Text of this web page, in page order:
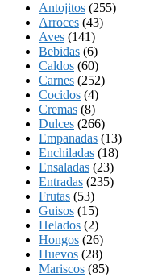
Antojitos (255)
Arroces (43)
Aves (141)
Bebidas (6)
Caldos (60)
Carnes (252)
Cocidos (4)
Cremas (8)
Dulces (266)
Empanadas (13)
Enchiladas (18)
Ensaladas (23)
Entradas (235)
Frutas (53)
Guisos (15)
Helados (2)
Hongos (26)
Huevos (28)
Mariscos (85)